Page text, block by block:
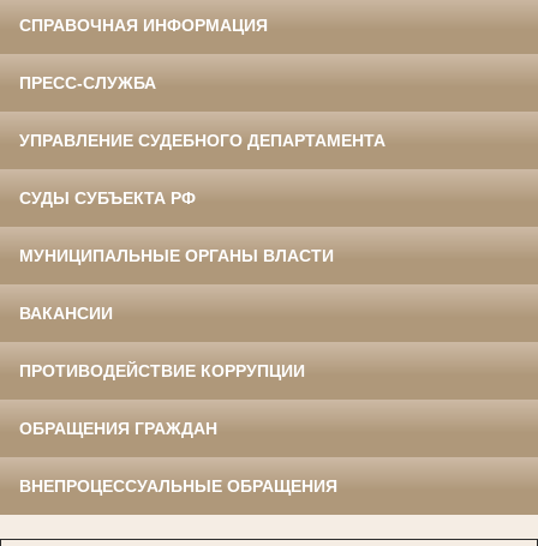
СПРАВОЧНАЯ ИНФОРМАЦИЯ
ПРЕСС-СЛУЖБА
УПРАВЛЕНИЕ СУДЕБНОГО ДЕПАРТАМЕНТА
СУДЫ СУБЪЕКТА РФ
МУНИЦИПАЛЬНЫЕ ОРГАНЫ ВЛАСТИ
ВАКАНСИИ
ПРОТИВОДЕЙСТВИЕ КОРРУПЦИИ
ОБРАЩЕНИЯ ГРАЖДАН
ВНЕПРОЦЕССУАЛЬНЫЕ ОБРАЩЕНИЯ